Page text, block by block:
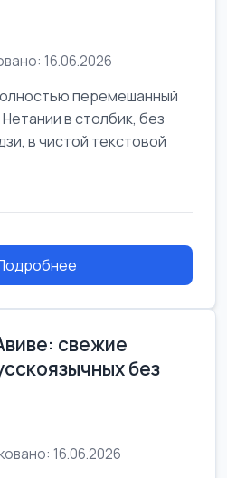
16.06.2026
перемешанный
в столбик, без
в чистой текстовой
производстве:
свежие
без
16.06.2026